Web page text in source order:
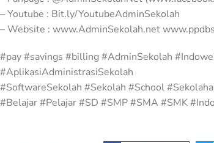
– Youtube : Bit.ly/YoutubeAdminSekolah
– Website : www.AdminSekolah.net
#pay #savings #billing #AdminSekolah
#AplikasiAdministrasiSekolah
#SoftwareSekolah #Sekolah #School
#Belajar #Pelajar #SD #SMP #SMA #SMK
Dampak
Tips 11/16/